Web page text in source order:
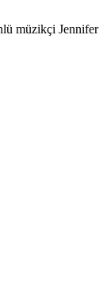
müzikçi Jennifer